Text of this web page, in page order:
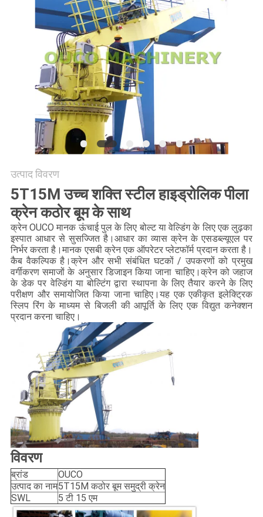
CONTACT
साइटमैप
गोपनीयता
नीति
उत्पाद विवरण
5T15M उच्च शक्ति स्टील हाइड्रोलिक पीला
क्रेन कठोर बूम के साथ
क्रेन OUCO मानक ऊंचाई पुल के लिए बोल्ट या वेल्डिंग के लिए एक लुढ़का
इस्पात आधार से सुसज्जित है।आधार का व्यास क्रेन के एसडब्ल्यूएल पर
निर्भर करता है।मानक एसबी क्रेन एक ऑपरेटर प्लेटफॉर्म प्रदान करता है।
कैब वैकल्पिक है।क्रेन और सभी संबंधित घटकों / उपकरणों को प्रमुख
वर्गीकरण समाजों के अनुसार डिजाइन किया जाना चाहिए।क्रेन को जहाज
के डेक पर वेल्डिंग या बोल्टिंग द्वारा स्थापना के लिए तैयार करने के लिए
परीक्षण और समायोजित किया जाना चाहिए।यह एक एकीकृत इलेक्ट्रिक
स्लिप रिंग के माध्यम से बिजली की आपूर्ति के लिए एक विद्युत कनेक्शन
प्रदान करना चाहिए।
विवरण
ब्रांड
OUCO
उत्पाद का नाम5T15M कठोर बूम समुद्री क्रेन
SWL
5 टी 15 एम